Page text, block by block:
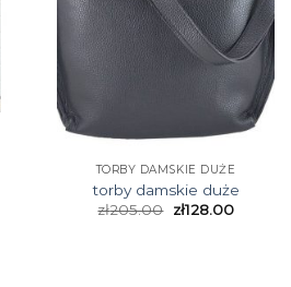
TORBY DAMSKIE DUŻE
torby damskie duże
zł205.00 zł128.00